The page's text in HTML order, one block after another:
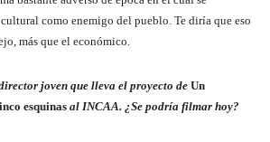
como enemigo del pueblo. Te diría que eso
más que el económico.
joven que lleva el proyecto de Un
esquinas al INCAA. ¿Se podría filmar hoy?